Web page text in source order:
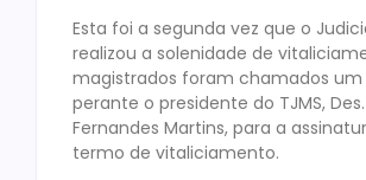
Esta foi a segunda vez que o
realizou a solenidade de
magistrados foram chamados
perante o presidente do TJMS,
Fernandes Martins, para a
termo de vitaliciamento.